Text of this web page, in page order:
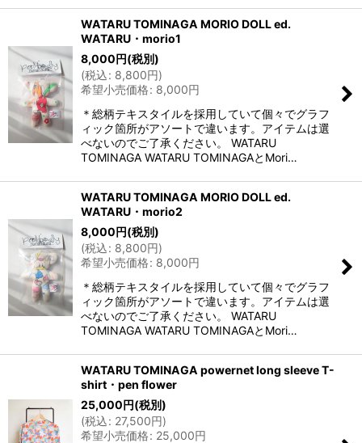
WATARU TOMINAGA MORIO DOLL ed.
WATARU・morio1
8,000円(税別)
(税込: 8,800円)
希望小売価格: 8,000円
＊総柄テキスタイルを採用していて個々でグラフ
ィック箇所がアソートで違います。アイテムは選
べないのでご了承ください。 WATARU
TOMINAGA WATARU TOMINAGAとMori…
WATARU TOMINAGA MORIO DOLL ed.
WATARU・morio2
8,000円(税別)
(税込: 8,800円)
希望小売価格: 8,000円
＊総柄テキスタイルを採用していて個々でグラフ
ィック箇所がアソートで違います。アイテムは選
べないのでご了承ください。 WATARU
TOMINAGA WATARU TOMINAGAとMori…
WATARU TOMINAGA powernet long sleeve T-
shirt・pen flower
25,000円(税別)
(税込: 27,500円)
希望小売価格: 25,000円